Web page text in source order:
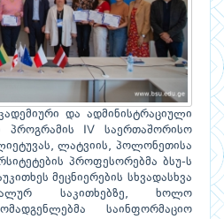
და ადმინისტრაციული
პროგრამის IV საერთაშორისო
ლატვიის, პოლონეთისა
პროფესორებმა ბსუ-ს
მეცნიერების სხვადასხვა
საკითხებზე, ხოლო
საინფორმაციო